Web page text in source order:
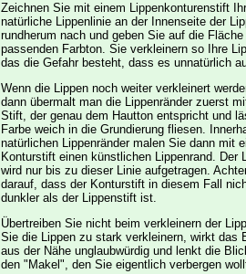
Zeichnen Sie mit einem Lippenkonturenstift
natürliche Lippenlinie an der Innenseite der
rundherum nach und geben Sie auf die Fläche
passenden Farbton. Sie verkleinern so Ihre
das die Gefahr besteht, dass es unnatürlich
Wenn die Lippen noch weiter verkleinert
dann übermalt man die Lippenränder zuerst
Stift, der genau dem Hautton entspricht und
Farbe weich in die Grundierung fliesen.
natürlichen Lippenränder malen Sie dann mit
Konturstift einen künstlichen Lippenrand. Der
wird nur bis zu dieser Linie aufgetragen.
darauf, dass der Konturstift in diesem Fall
dunkler als der Lippenstift ist.
Übertreiben Sie nicht beim verkleinern der
Sie die Lippen zu stark verkleinern, wirkt das
aus der Nähe unglaubwürdig und lenkt die
den "Makel", den Sie eigentlich verbergen